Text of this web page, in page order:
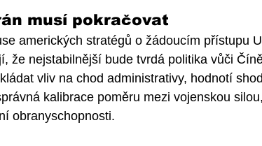
musí pokračovat
amerických stratégů o žádoucím přístupu
že nejstabilnější bude tvrdá politika vůči
vliv na chod administrativy, hodnotí
kalibrace poměru mezi vojenskou
obranyschopnosti.